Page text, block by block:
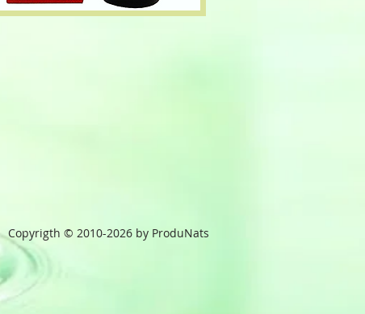
Copyrigth © 2010-2026 by ProduNats